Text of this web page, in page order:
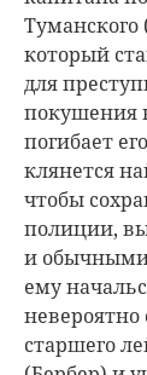
Туманского
который
для
покушения
погибает
клянется
чтобы
полиции,
и
ему
старшего